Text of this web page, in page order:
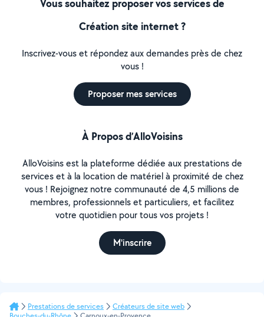
Vous souhaitez proposer vos services de
Création site internet ?
Inscrivez-vous et répondez aux demandes près de chez
vous !
Proposer mes services
À Propos d’AlloVoisins
AlloVoisins est la plateforme dédiée aux prestations de
services et à la location de matériel à proximité de chez
vous ! Rejoignez notre communauté de 4,5 millions de
membres, professionnels et particuliers, et facilitez
votre quotidien pour tous vos projets !
M'inscrire
Prestations de services
Créateurs de site web